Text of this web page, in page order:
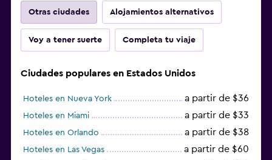
Otras ciudades Alojamientos alternativos
Voy a tener suerte Completa tu viaje
Ciudades populares en Estados Unidos
Hoteles en Nueva York a partir de $36
Hoteles en Miami a partir de $33
Hoteles en Orlando a partir de $38
Hoteles en Las Vegas a partir de $60